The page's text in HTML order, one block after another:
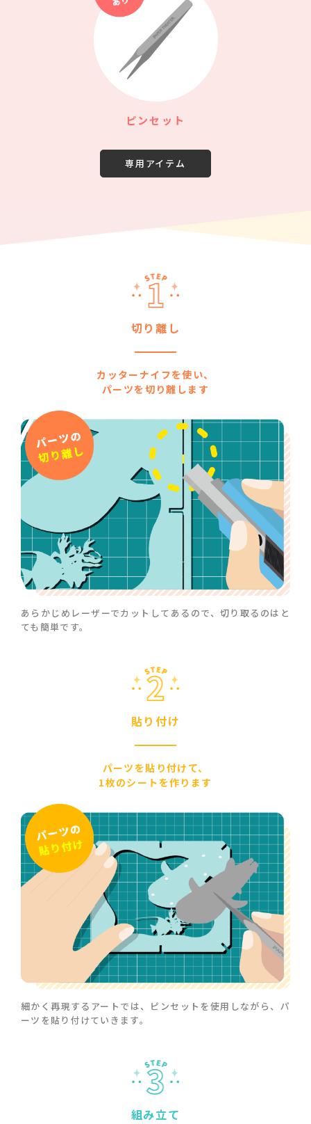
ピンセット
専用アイテム
切り離し
カッターナイフを使い、
パーツを切り離します
あらかじめレーザーでカットしてあるので、 切り取るのはと
ても簡単です。
貼り付け
パーツを貼り付けて、
1枚のシートを作ります
細かく再現するアートでは、ピンセットを使用しながら、 パ
ーツを貼り付けていきます。
組み立て